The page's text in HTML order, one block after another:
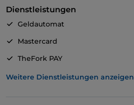
Dienstleistungen
Geldautomat
Mastercard
TheFork PAY
UnionPay über TheFork PAY
Weitere Dienstleistungen anzeigen